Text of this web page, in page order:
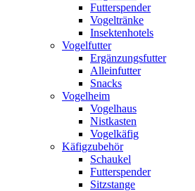
Futterspender
Vogeltränke
Insektenhotels
Vogelfutter
Ergänzungsfutter
Alleinfutter
Snacks
Vogelheim
Vogelhaus
Nistkasten
Vogelkäfig
Käfigzubehör
Schaukel
Futterspender
Sitzstange